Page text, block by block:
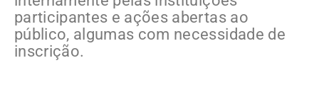
participantes e ações abertas ao
público, algumas com necessidade de
inscrição.